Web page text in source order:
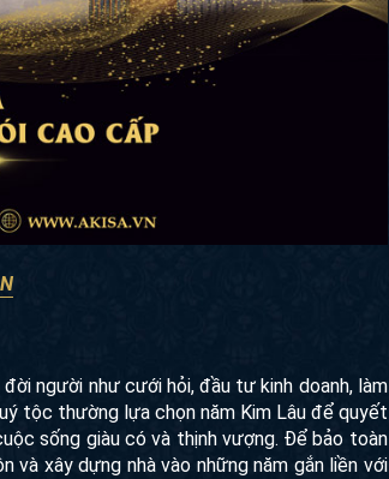
người như cưới hỏi, đầu tư kinh doanh, làm
tộc thường lựa chọn năm Kim Lâu để quyết
sống giàu có và thịnh vượng. Để bảo toàn
và xây dựng nhà vào những năm gắn liền với